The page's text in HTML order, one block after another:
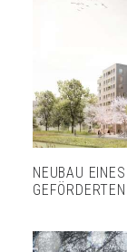
NEUBAU